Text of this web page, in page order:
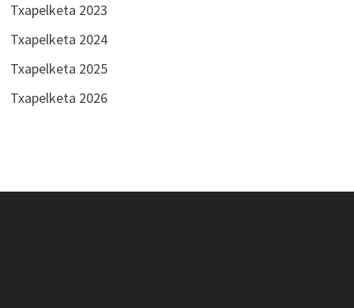
Txapelketa 2023
Txapelketa 2024
Txapelketa 2025
Txapelketa 2026